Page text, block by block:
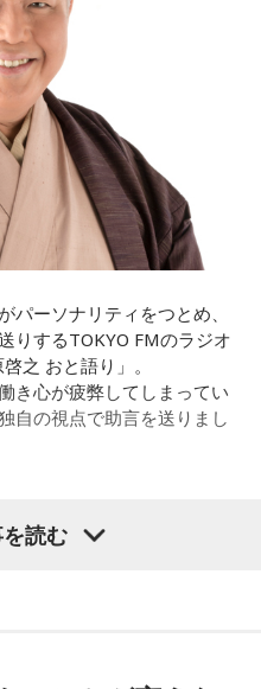
分かってみたい」という気
したら皆さんも何かを作る
たいから作るんじゃないか
した。
女の子が、同人誌とかを売
でも描けるんだ！」と思っ
ですけど、それが私自身の
みたいな、そういうときの
んな不安や葛藤を飛び越え
リティのある曲だなと思い
る部分も結構あるんですけ
そういうものを飛び越えて
ガーソングライター・バー
（テレビドラマ版ではW主
めちゃくちゃ素晴らしかっ
楽って、どう作っていく
てもらったんですけど、今
バンドでやる曲の作り方と
かに没頭させるかが重要と
楽を聴いてほしくて作って
は、映像を観てもらわない
ったらダメなんですよ。だ
を体験できて、めちゃめち
パーソナリティをつとめ、
りするTOKYO FMのラジオ
之 おと語り」。
き心が疲弊してしまってい
自の視点で助言を送りまし
読む